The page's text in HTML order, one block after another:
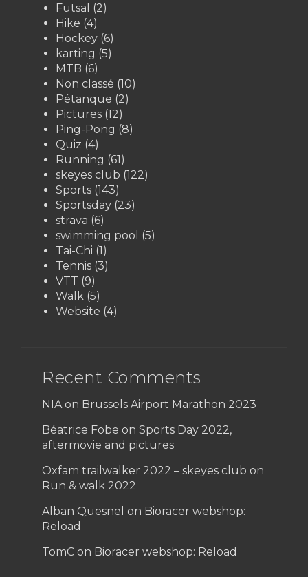
Futsal (2)
Hike (4)
Hockey (6)
karting (5)
MTB (6)
Non classé (10)
Pétanque (2)
Pictures (12)
Ping-Pong (8)
Quiz (4)
Running (61)
skeyes club (122)
Sports (143)
Sportsday (23)
strava (6)
swimming pool (5)
Tai-Chi (1)
Tennis (3)
VTT (9)
Walk (5)
Website (4)
Recent Comments
NIA on Brussels Airport Marathon 2023
Béatrice Fobe on Sports Day 2022,
aftermovie and pictures
Oxfam trailwalker 2022 – skeyes club on
Run & walk 2022
Alban Quesnel on Bioracer webshop:
Reload
TomC on Bioracer webshop: Reload